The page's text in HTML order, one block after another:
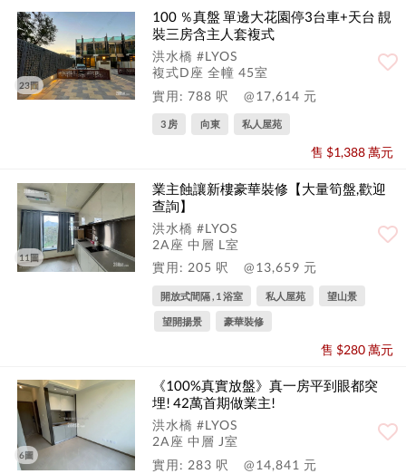
23圖
100 ％真盤 單邊大花園停3台車+天台 靚
裝三房含主人套複式
洪水橋 #LYOS
複式D座 全幢 45室
實用: 788 呎
@17,614 元
3 房 向東 私人屋苑
售 $1,388 萬元
11圖
業主蝕讓新樓豪華裝修【大量筍盤,歡迎
查詢】
洪水橋 #LYOS
2A座 中層 L室
實用: 205 呎
@13,659 元
開放式間隔 , 1 浴室 私人屋苑 望山景
望開揚景 豪華裝修
售 $280 萬元
6圖
《100%真實放盤》真一房平到眼都突
埋! 42萬首期做業主!
洪水橋 #LYOS
2A座 中層 J室
實用: 283 呎
@14,841 元